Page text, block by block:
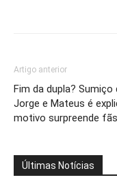
Artigo anterior
Fim da dupla? Sumiço
Jorge e Mateus é
motivo surpreende fãs
Últimas Notícias